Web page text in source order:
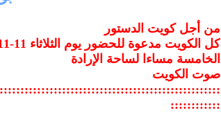
من أجل كويت الدستور
الخامسة مساءا لساحة الإرادة
صوت الكويت
::::::::::::